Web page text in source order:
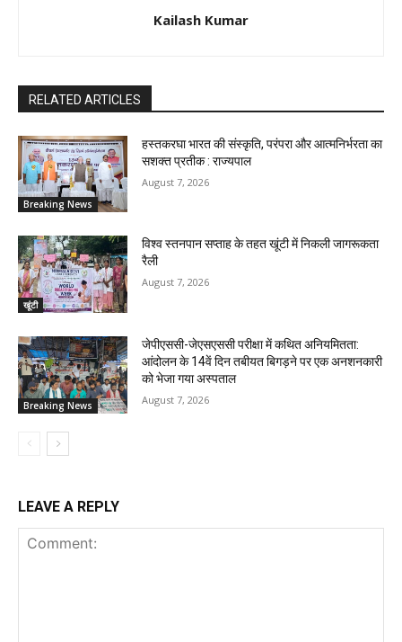
Kailash Kumar
RELATED ARTICLES
Breaking News
हस्तकरघा भारत की संस्कृति, परंपरा और आत्मनिर्भरता का
सशक्त प्रतीक : राज्यपाल
August 7, 2026
खूंटी
विश्व स्तनपान सप्ताह के तहत खूंटी में निकली जागरूकता
रैली
August 7, 2026
Breaking News
जेपीएससी-जेएसएससी परीक्षा में कथित अनियमितता:
आंदोलन के 14वें दिन तबीयत बिगड़ने पर एक अनशनकारी
को भेजा गया अस्पताल
August 7, 2026
LEAVE A REPLY